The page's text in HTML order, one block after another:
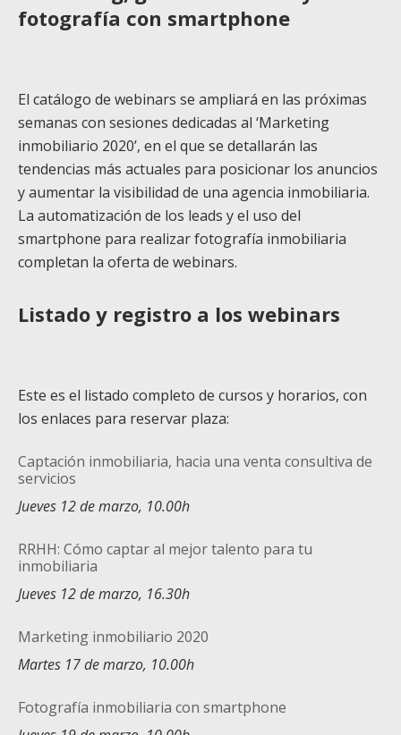
fotografía con smartphone
El catálogo de webinars se ampliará en las próximas
semanas con sesiones dedicadas al ‘Marketing
inmobiliario 2020’, en el que se detallarán las
tendencias más actuales para posicionar los anuncios
y aumentar la visibilidad de una agencia inmobiliaria.
La automatización de los leads y el uso del
smartphone para realizar fotografía inmobiliaria
completan la oferta de webinars.
Listado y registro a los webinars
Este es el listado completo de cursos y horarios, con
los enlaces para reservar plaza:
Captación inmobiliaria, hacia una venta consultiva de
servicios
Jueves 12 de marzo, 10.00h
RRHH: Cómo captar al mejor talento para tu
inmobiliaria
Jueves 12 de marzo, 16.30h
Marketing inmobiliario 2020
Martes 17 de marzo, 10.00h
Fotografía inmobiliaria con smartphone